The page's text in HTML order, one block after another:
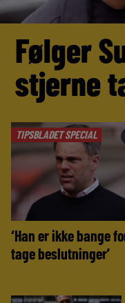
Følger
stjerne
TIPSBLADET SPECIAL
‘Han er ikke bange
tage beslutninger’